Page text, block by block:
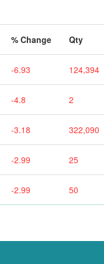
% Change Qty
-6.93 124,394
-4.8 2
-3.18 322,090
-2.99 25
-2.99 50